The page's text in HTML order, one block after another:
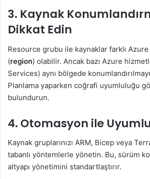
3. Kaynak
Dikkat Edin
Resource grubu ile kaynaklar farklı
(region) olabilir. Ancak bazı Azure
Services) aynı bölgede
Planlama yaparken coğrafi uyumluluğu
bulundurun.
4. Otomasyon ile
Kaynak gruplarınızı ARM, Bicep veya
tabanlı yöntemlerle yönetin. Bu, sürüm
altyapı yönetimini standartlaştırır.